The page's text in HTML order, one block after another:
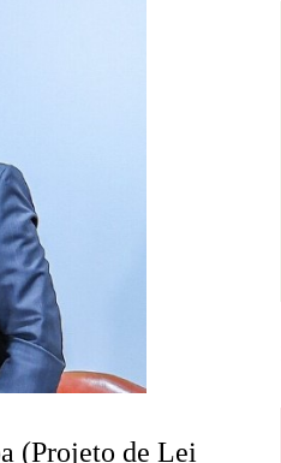
(Projeto de Lei